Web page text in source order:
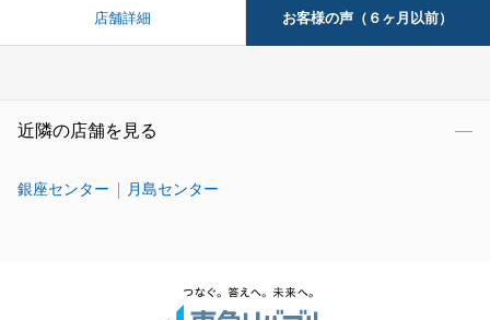
店舗詳細 お客様の声（６ヶ月以前）
近隣の店舗を見る
銀座センター 月島センター